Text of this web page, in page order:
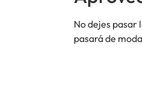
No dejes
pasará de